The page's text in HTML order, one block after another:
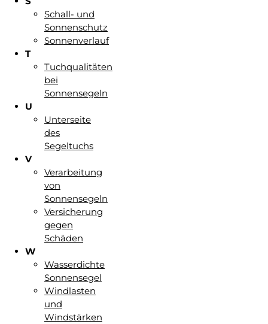
Schall- und
Sonnenschutz
Sonnenverlauf
T
Tuchqualitäten
bei
Sonnensegeln
U
Unterseite
des
Segeltuchs
V
Verarbeitung
von
Sonnensegeln
Versicherung
gegen
Schäden
W
Wasserdichte
Sonnensegel
Windlasten
und
Windstärken